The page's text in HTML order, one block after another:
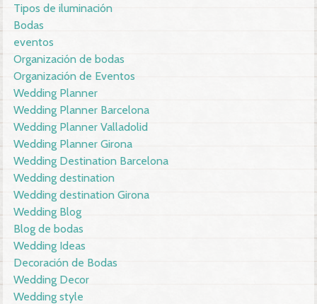
Tipos de iluminación
Bodas
eventos
Organización de bodas
Organización de Eventos
Wedding Planner
Wedding Planner Barcelona
Wedding Planner Valladolid
Wedding Planner Girona
Wedding Destination Barcelona
Wedding destination
Wedding destination Girona
Wedding Blog
Blog de bodas
Wedding Ideas
Decoración de Bodas
Wedding Decor
Wedding style